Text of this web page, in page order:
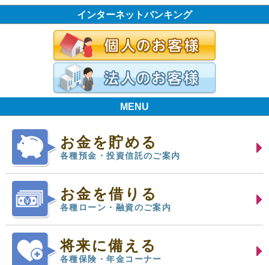
インターネットバンキング
MENU
お金を貯める
各種預金・投資信託のご案内
お金を借りる
各種ローン・融資のご案内
将来に備える
各種保険・年金コーナー